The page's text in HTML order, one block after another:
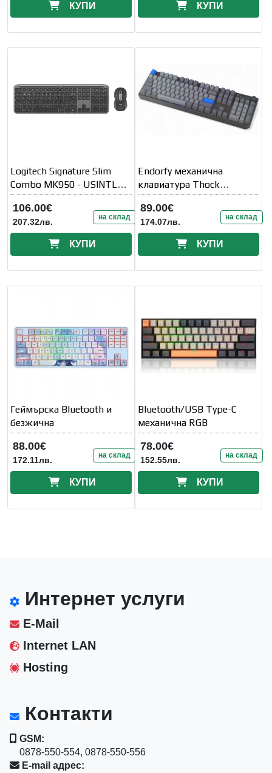
КУПИ КУПИ
Logitech Signature Slim
Combo MK950 - USINTL
Graphite
106.00€
207.32лв. на склад
КУПИ
Endorfy механична
клавиатура Thock
Wireless V2 Full Size
89.00€
174.07лв. на склад
КУПИ
Геймърска Bluetooth и
безжична
88.00€
172.11лв. на склад
КУПИ
Bluetooth/USB Type-C
механична RGB
78.00€
152.55лв. на склад
КУПИ
Интернет услуги
E-Mail
Internet LAN
Hosting
Контакти
GSM:
0878-550-554, 0878-550-556
E-mail адрес: